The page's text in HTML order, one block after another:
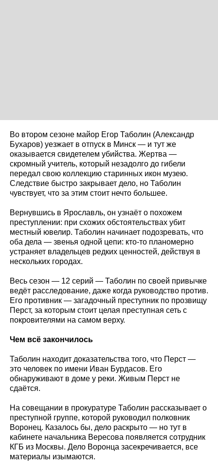
Во втором сезоне майор Егор Таболин (Александр
Бухаров) уезжает в отпуск в Минск — и тут же
оказывается свидетелем убийства. Жертва —
скромный учитель, который незадолго до гибели
передал свою коллекцию старинных икон музею.
Следствие быстро закрывает дело, но Таболин
чувствует, что за этим стоит нечто большее.
Вернувшись в Ярославль, он узнаёт о похожем
преступлении: при схожих обстоятельствах убит
местный ювелир. Таболин начинает подозревать, что
оба дела — звенья одной цепи: кто-то планомерно
устраняет владельцев редких ценностей, действуя в
нескольких городах.
Весь сезон — 12 серий — Таболин по своей привычке
ведёт расследование, даже когда руководство против.
Его противник — загадочный преступник по прозвищу
Перст, за которым стоит целая преступная сеть с
покровителями на самом верху.
Чем всё закончилось
Таболин находит доказательства того, что Перст —
это человек по имени Иван Бурдасов. Его
обнаруживают в доме у реки. Живым Перст не
сдаётся.
На совещании в прокуратуре Таболин рассказывает о
преступной группе, которой руководил полковник
Воронец. Казалось бы, дело раскрыто — но тут в
кабинете начальника Вересова появляется сотрудник
КГБ из Москвы. Дело Воронца засекречивается, все
материалы изымаются.